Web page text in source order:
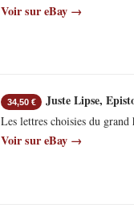
Voir sur eBay →
34,50 € Juste Lipse,
Les lettres choisies du grand
Voir sur eBay →